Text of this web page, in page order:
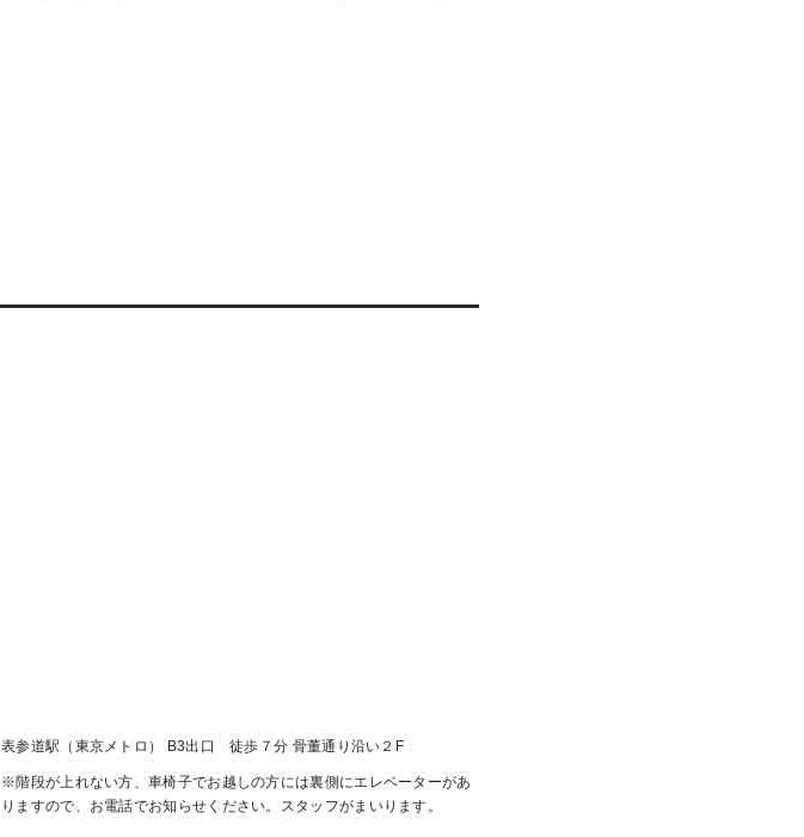
表参道駅（東京メトロ） B3出口 徒歩７分 骨董通り沿い２F
※階段が上れない方、車椅子でお越しの方には裏側にエレベーターがあ
りますので、お電話でお知らせください。スタッフがまいります。